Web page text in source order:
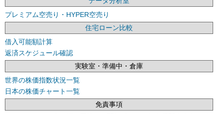
プレミアム空売り・HYPER空売り
住宅ローン比較
借入可能額計算
返済スケジュール確認
実験室・準備中・倉庫
世界の株価指数状況一覧
日本の株価チャート一覧
免責事項